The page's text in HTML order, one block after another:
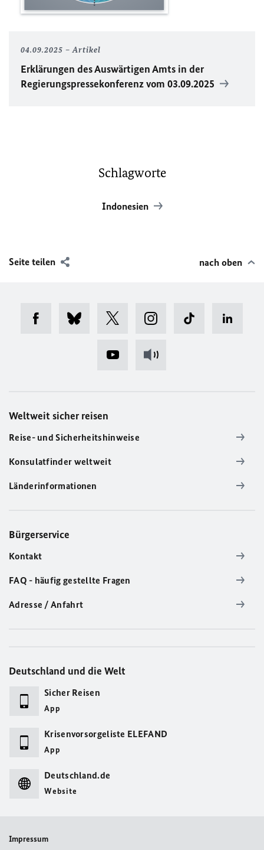
04.09.2025 Artikel
Erklärungen des Auswärtigen Amts in der
Regierungspressekonferenz vom 03.09.2025
Schlagworte
Indonesien
Seite teilen nach oben
Weltweit sicher reisen
Reise- und Sicherheitshinweise
Konsulatfinder weltweit
Länderinformationen
Bürgerservice
Kontakt
FAQ - häufig gestellte Fragen
Adresse / Anfahrt
Deutschland und die Welt
Sicher Reisen
App
Krisenvorsorgeliste ELEFAND
App
Deutschland.de
Website
Impressum